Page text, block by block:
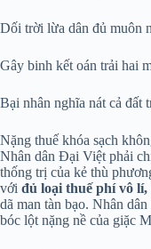
Dối trời lừa dân đủ muôn
Gây binh kết oán trải hai
Bại nhân nghĩa nát cả đất
Nặng thuế khóa sạch
Nhân dân Đại Việt phải
thống trị của kẻ thù
với đủ loại thuế phí vô
dã man tàn bạo. Nhân
bóc lột nặng nề của giặc